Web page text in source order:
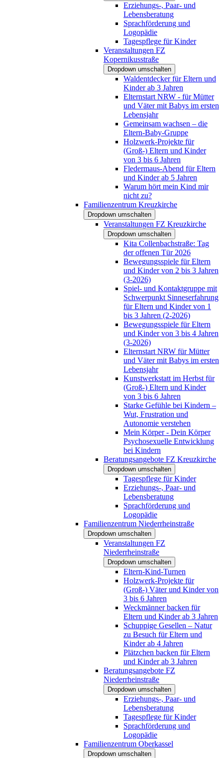
Erziehungs-, Paar- und
Lebensberatung
Sprachförderung und
Logopädie
Tagespflege für Kinder
Veranstaltungen FZ
Kopernikusstraße
Dropdown umschalten
Waldentdecker für Eltern und
Kinder ab 3 Jahren
Elternstart NRW - für Mütter
und Väter mit Babys im ersten
Lebensjahr
Gemeinsam wachsen – die
Eltern-Baby-Gruppe
Holzwerk-Projekte für
(Groß-) Eltern und Kinder
von 3 bis 6 Jahren
Fledermaus-Abend für Eltern
und Kinder ab 5 Jahren
Warum hört mein Kind mir
nicht zu?
Familienzentrum Kreuzkirche
Dropdown umschalten
Veranstaltungen FZ Kreuzkirche
Dropdown umschalten
Kita Collenbachstraße: Tag
der offenen Tür 2026
Bewegungsspiele für Eltern
und Kinder von 2 bis 3 Jahren
(3-2026)
Spiel- und Kontaktgruppe mit
Schwerpunkt Sinneserfahrung
für Eltern und Kinder von 1
bis 3 Jahren (2-2026)
Bewegungsspiele für Eltern
und Kinder von 3 bis 4 Jahren
(3-2026)
Elternstart NRW für Mütter
und Väter mit Babys im ersten
Lebensjahr
Kunstwerkstatt im Herbst für
(Groß-) Eltern und Kinder
von 3 bis 6 Jahren
Starke Gefühle bei Kindern –
Wut, Frustration und
Autonomie verstehen
Mein Körper - Dein Körper
Psychosexuelle Entwicklung
bei Kindern
Beratungsangebote FZ Kreuzkirche
Dropdown umschalten
Tagespflege für Kinder
Erziehungs-, Paar- und
Lebensberatung
Sprachförderung und
Logopädie
Familienzentrum Niederrheinstraße
Dropdown umschalten
Veranstaltungen FZ
Niederrheinstraße
Dropdown umschalten
Eltern-Kind-Turnen
Holzwerk-Projekte für
(Groß-) Väter und Kinder von
3 bis 6 Jahren
Weckmänner backen für
Eltern und Kinder ab 3 Jahren
Schuppige Gesellen – Natur
zu Besuch für Eltern und
Kinder ab 4 Jahren
Plätzchen backen für Eltern
und Kinder ab 3 Jahren
Beratungsangebote FZ
Niederrheinstraße
Dropdown umschalten
Erziehungs-, Paar- und
Lebensberatung
Tagespflege für Kinder
Sprachförderung und
Logopädie
Familienzentrum Oberkassel
Dropdown umschalten